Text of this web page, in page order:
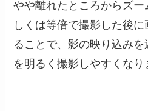
やや離れたところからズ
しくは等倍で撮影した後
ることで、影の映り込み
を明るく撮影しやすくなり